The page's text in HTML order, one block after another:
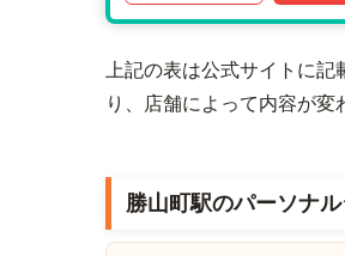
上記の表は公式サイトに記
り、店舗によって内容が変
勝山町駅のパーソナ